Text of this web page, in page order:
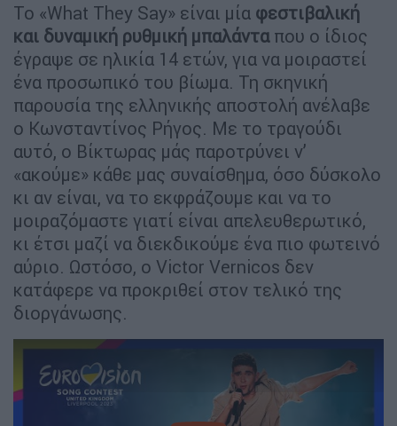
Το «What They Say» είναι μία φεστιβαλική
και δυναμική ρυθμική μπαλάνταπου ο ίδιος
έγραψε σε ηλικία 14 ετών, για να μοιραστεί
ένα προσωπικό του βίωμα. Τη σκηνική
παρουσία της ελληνικής αποστολή ανέλαβε
ο Κωνσταντίνος Ρήγος. Με το τραγούδι
αυτό, ο Βίκτωρας μάς παροτρύνει ν’
«ακούμε» κάθε μας συναίσθημα, όσο δύσκολο
κι αν είναι, να το εκφράζουμε και να το
μοιραζόμαστε γιατί είναι απελευθερωτικό,
κι έτσι μαζί να διεκδικούμε ένα πιο φωτεινό
αύριο. Ωστόσο, ο Victor Vernicos δεν
κατάφερε να προκριθεί στον τελικό της
διοργάνωσης.